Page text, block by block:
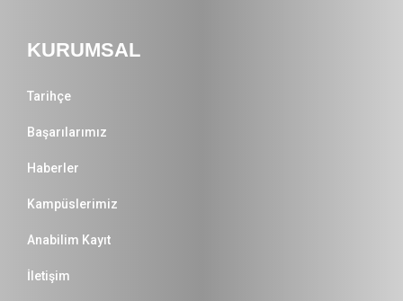
KURUMSAL
Tarihçe
Başarılarımız
Haberler
Kampüslerimiz
Anabilim Kayıt
İletişim